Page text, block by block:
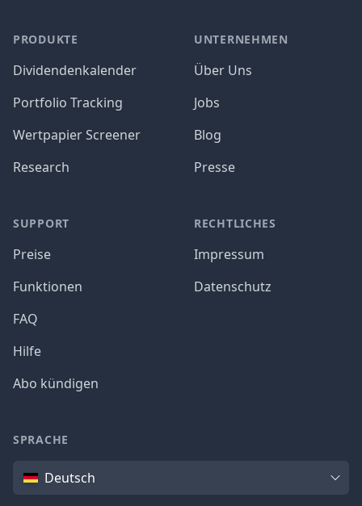
PRODUKTE
Dividendenkalender
Portfolio Tracking
Wertpapier Screener
Research
SUPPORT
Preise
Funktionen
FAQ
Hilfe
Abo kündigen
UNTERNEHMEN
Über Uns
Jobs
Blog
Presse
RECHTLICHES
Impressum
Datenschutz
SPRACHE
SpracheDeutsch